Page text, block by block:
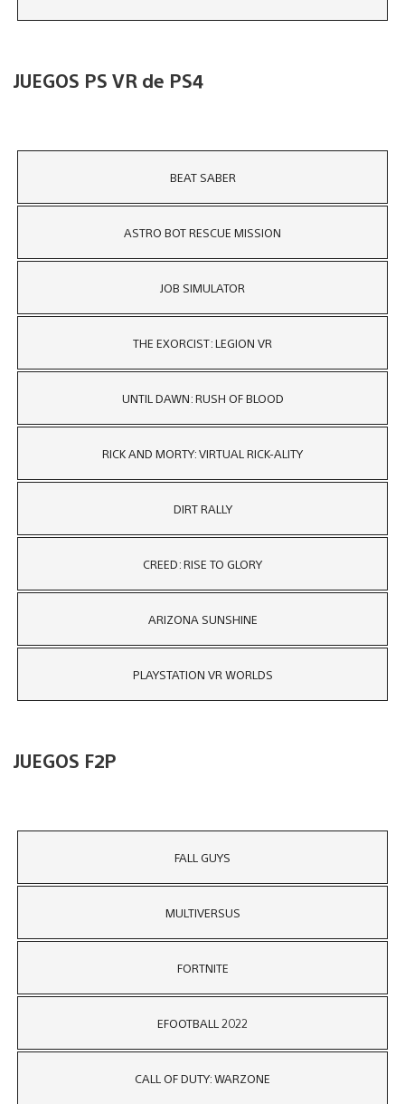
JUEGOS PS VR de PS4
BEAT SABER
ASTRO BOT RESCUE MISSION
JOB SIMULATOR
THE EXORCIST: LEGION VR
UNTIL DAWN: RUSH OF BLOOD
RICK AND MORTY: VIRTUAL RICK-ALITY
DIRT RALLY
CREED: RISE TO GLORY
ARIZONA SUNSHINE
PLAYSTATION VR WORLDS
JUEGOS F2P
FALL GUYS
MULTIVERSUS
FORTNITE
EFOOTBALL 2022
CALL OF DUTY: WARZONE